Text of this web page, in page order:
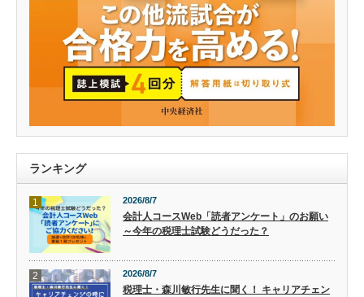
ランキング
1 2026/8/7
会計人コースWeb「読者アンケート」のお願い
～今年の税理士試験どうだった？
2 2026/8/7
税理士・森川敏行先生に聞く！ キャリアチェン